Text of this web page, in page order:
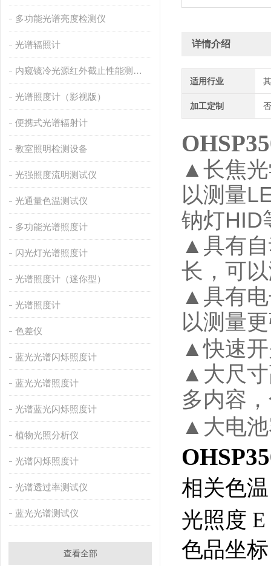
多功能光谱亮度检测仪
光谱辐照计
内窥镜冷光源红外截止性能测量仪
光谱照度计（影视版）
便携式光谱辐射计
教室照明检测设备
光强照度流明测试仪
光通量色温测试仪
多功能光谱照度计
闪光灯光谱照度计
光谱照度计（迷你型）
光谱照度计
色差仪
蓝光光谱闪烁照度计
蓝光光谱照度计
光谱蓝光闪烁照度计
植物光照分析仪
光谱闪烁照度计
光谱透过率测试仪
蓝光光谱测试仪
查看全部
详情介绍
适用行业
加工定制
▲长焦
以测量
钠灯HID
▲具有自
长，可
▲具有电
以测量
▲快速开
▲大尺
多内容
▲大电
相关色温
光照度 E
色品坐